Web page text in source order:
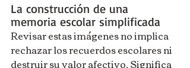
La construcción de una
memoria escolar simplificada
Revisar estas imágenes no implica
rechazar los recuerdos escolares ni
destruir su valor afectivo. Significa